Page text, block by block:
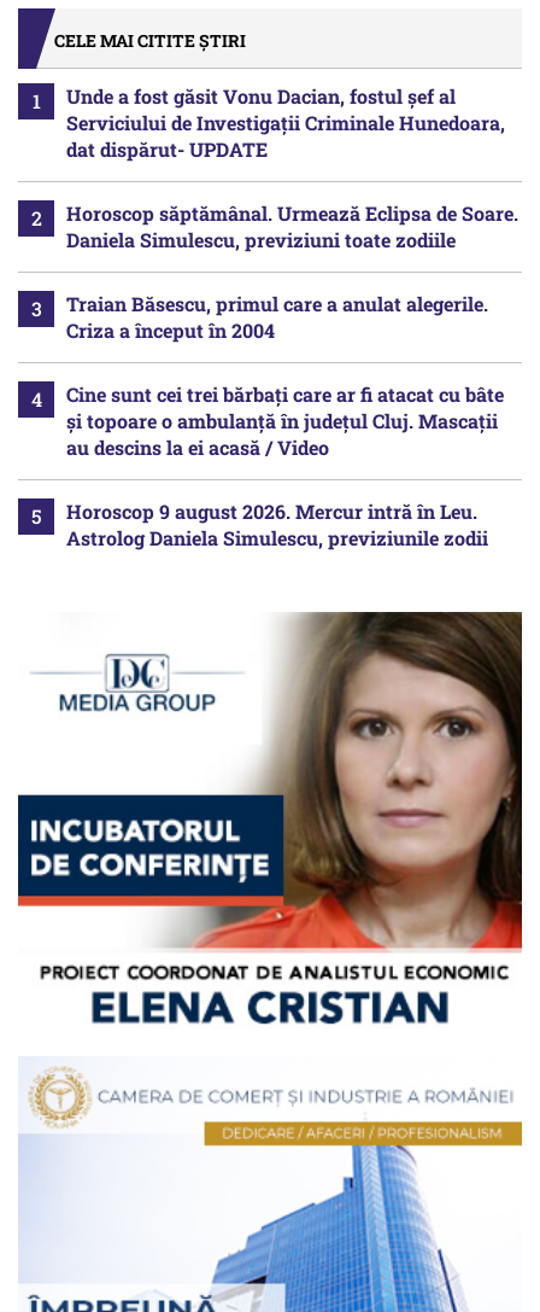
CELE MAI CITITE ȘTIRI
Unde a fost găsit Vonu Dacian, fostul șef al
Serviciului de Investigații Criminale Hunedoara,
dat dispărut- UPDATE
Horoscop săptămânal. Urmează Eclipsa de Soare.
Daniela Simulescu, previziuni toate zodiile
Traian Băsescu, primul care a anulat alegerile.
Criza a început în 2004
Cine sunt cei trei bărbați care ar fi atacat cu bâte
și topoare o ambulanță în județul Cluj. Mascații
au descins la ei acasă / Video
Horoscop 9 august 2026. Mercur intră în Leu.
Astrolog Daniela Simulescu, previziunile zodii